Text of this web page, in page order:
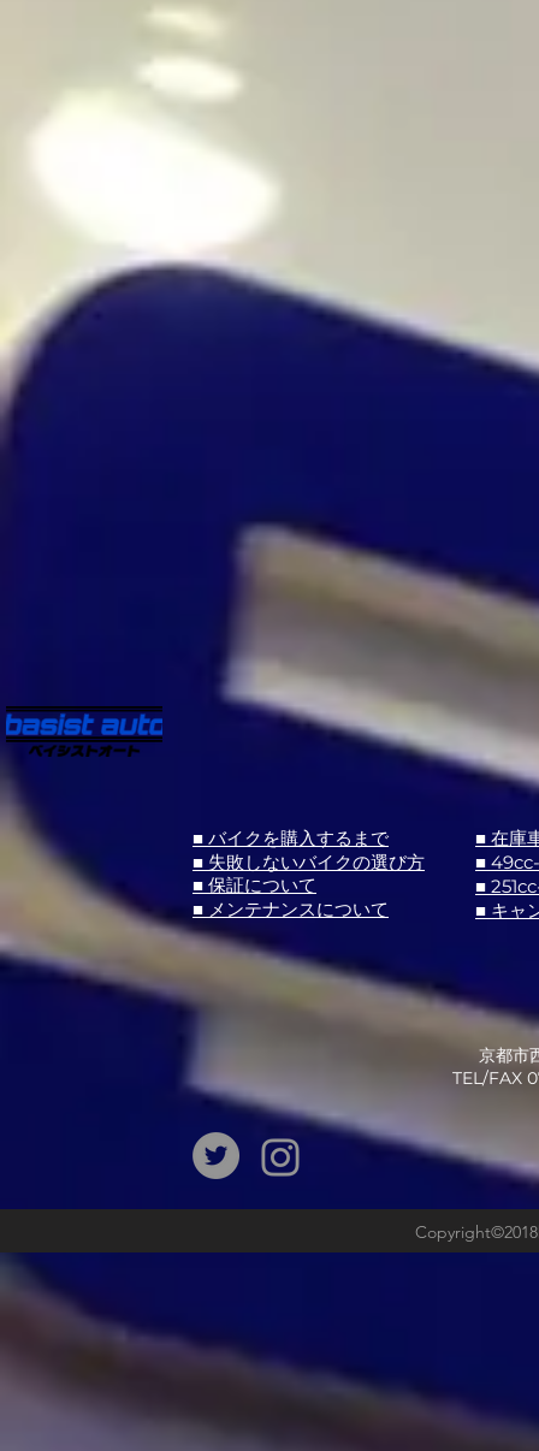
■ バイクを購入するまで
■ 失敗しないバイクの選び方
■ 保証について
■ メンテナンスについて
■ 在庫
■
■
■ キャ
京都市
​TEL/FAX